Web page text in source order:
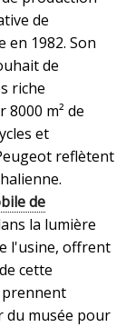
de
en 1982. Son
de
riche
m² de
et
reflètent
de
la lumière
l'usine, offrent
cette
prennent
du musée pour